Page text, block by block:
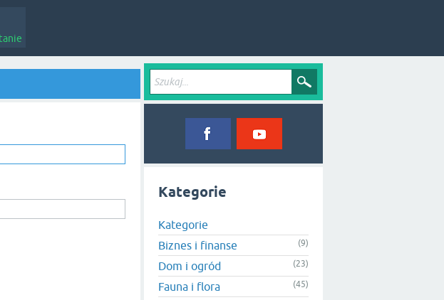
Kategorie
Kategorie
Biznes i finanse
(9)
Dom i ogród (23)
Fauna i flora (45)